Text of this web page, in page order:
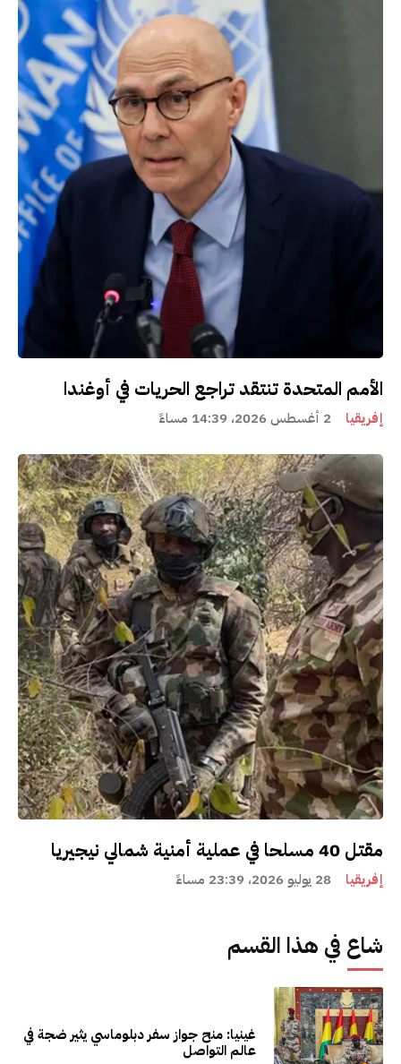
الأمم المتحدة تنتقد تراجع الحريات في أوغندا
إفريقيا 2 أغسطس 2026، 14:39 مساءً
مقتل 40 مسلحا في عملية أمنية شمالي نيجيريا
إفريقيا 28 يوليو 2026، 23:39 مساءً
شاع في هذا القسم
غينيا: منح جواز سفر دبلوماسي يثير ضجة في
عالم التواصل